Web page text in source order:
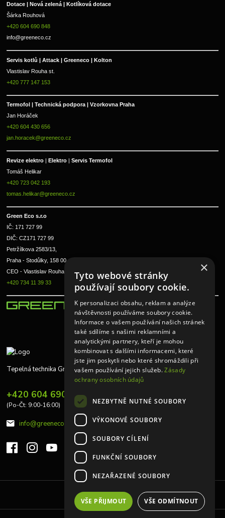
Dotace | Nová zelená | Kotlíková dotace
Šárka Rouhová
+420 604 690 848
info@greeneco.cz
Servis kotlů | Attack | Greeneco | Kolton
Vlastislav Rouha st.
+420 777 147 153
Termofol | Technická podpora | Vzorkovna Praha
Jan Horáček
+420 604 430 656
jan.horacek@greeneco.cz
Revize elektro | Elektro | Servis Termofol
Tomáš Helikar
+420 723 042 193
tomas.helikar@greeneco.cz
Green Eco s.r.o
IČ: 171 727 99
DIČ: CZ171 727 99
Petržílkova 2583/13,
Praha - Stodůlky, 158 00
CEO - Vlastislav Rouha ml.
+420 734 11 39 33
Tepelná technika Greeneco
+420 604 690 848
(Po-Čt: 9:00-16:00)
info@greeneco.cz
Upravit sběr cookies.
×
Tyto webové stránky
používají soubory cookie.
K personalizaci obsahu, reklam a analýze
návštěvnosti používáme soubory cookie.
Informace o vašem používání našich stránek
také sdílíme s našimi reklamními a
analytickými partnery, kteří je mohou
kombinovat s dalšími informacemi, které
jste jim poskytli nebo které shromáždili při
vašem používání jejich služeb.Zásady
ochrany osobních údajů
NEZBYTNĚ NUTNÉ SOUBORY
VÝKONOVÉ SOUBORY
SOUBORY CÍLENÍ
FUNKČNÍ SOUBORY
NEZAŘAZENÉ SOUBORY
VŠE PŘIJMOUT VŠE ODMÍTNOUT